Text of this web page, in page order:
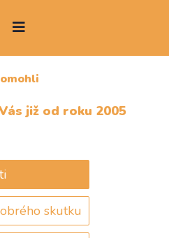
již od roku 2005
skutku